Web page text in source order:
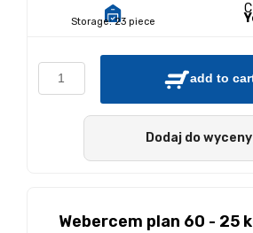
Storage: 23 piece
add to
Dodaj do wyceny
Webercem plan 60 - 25